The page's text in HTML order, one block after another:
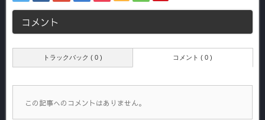
コメント
トラックバック ( 0 ) コメント ( 0 )
この記事へのコメントはありません。